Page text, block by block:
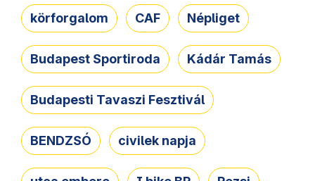
körforgalom CAF Népliget
Budapest Sportiroda Kádár Tamás
Budapesti Tavaszi Fesztivál
BENDZSÓ civilek napja